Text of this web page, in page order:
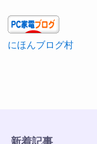
にほんブログ村
新着記事